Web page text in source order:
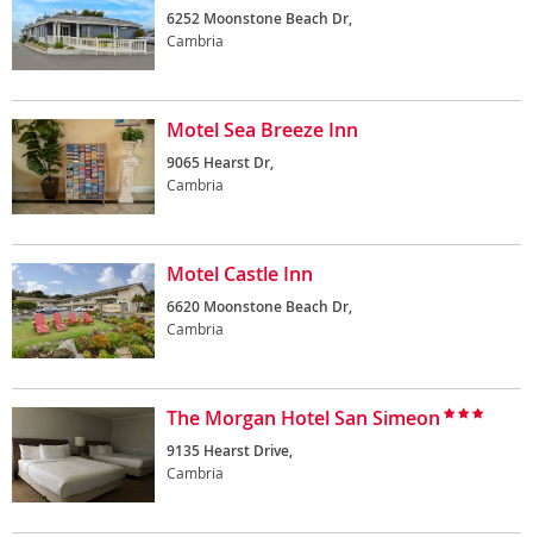
6252 Moonstone Beach Dr,
Cambria
Motel Sea Breeze Inn
9065 Hearst Dr,
Cambria
Motel Castle Inn
6620 Moonstone Beach Dr,
Cambria
The Morgan Hotel San Simeon
9135 Hearst Drive,
Cambria